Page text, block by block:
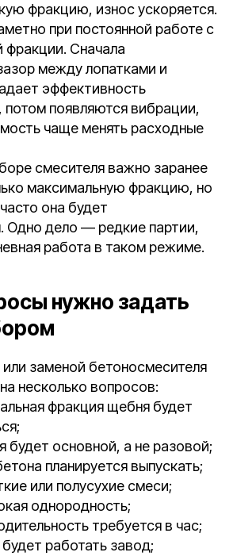
фракцию, износ ускоряется.
при постоянной работе с
фракции. Сначала
между лопатками и
эффективность
появляются вибрации,
чаще менять расходные
смесителя важно заранее
максимальную фракцию, но
она будет
Одно дело — редкие партии,
работа в таком режиме.
нужно задать
заменой бетоносмесителя
несколько вопросов:
фракция щебня будет
будет основной, а не разовой;
планируется выпускать;
или полусухие смеси;
однородность;
требуется в час;
работать завод;